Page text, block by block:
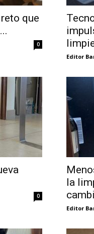
que
0
Editor
0
la
Editor